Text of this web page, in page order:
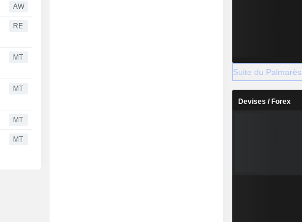
AW
RE
MT
MT
MT
MT
Suite du Palmarès
Devises / Forex